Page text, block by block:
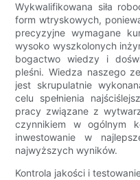
Wykwalifikowana siła
form wtryskowych,
precyzyjne wymagane
wysoko wyszkolonych
bogactwo wiedzy i
pleśni. Wiedza naszego
jest skrupulatnie
celu spełnienia
pracy związane z
czynnikiem w ogólnym
inwestowanie w
najwyższych wyników.
Kontrola jakości i